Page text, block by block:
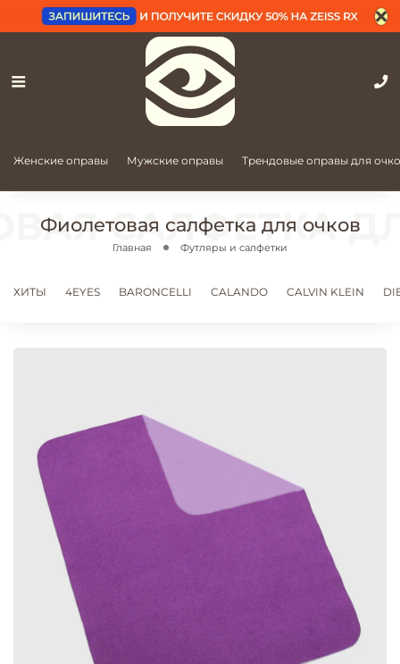
Женские оправы Мужские оправы Трендовые оправы для
Фиолетовая салфетка для очков
Главная Футляры и салфетки
ХИТЫ 4EYES BARONCELLI CALANDO CALVIN KLEIN